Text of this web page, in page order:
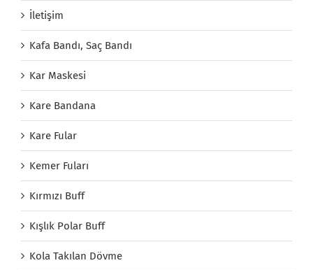
İletişim
Kafa Bandı, Saç Bandı
Kar Maskesi
Kare Bandana
Kare Fular
Kemer Fuları
Kırmızı Buff
Kışlık Polar Buff
Kola Takılan Dövme